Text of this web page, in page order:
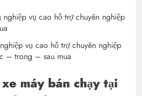
vụ cao hỗ trợ chuyên nghiệp
– trong – sau mua
máy bán chạy tại